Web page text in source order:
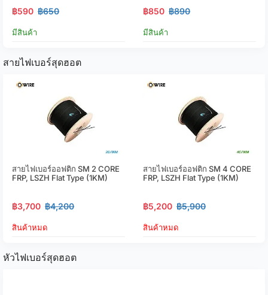
฿590 ฿650
มีสินค้า
฿850 ฿890
มีสินค้า
สายไฟเบอร์สุดฮอต
สายไฟเบอร์ออฟติก SM 2 CORE
FRP, LSZH Flat Type (1KM)
฿3,700 ฿4,200
สินค้าหมด
สายไฟเบอร์ออฟติก SM 4 CORE
FRP, LSZH Flat Type (1KM)
฿5,200 ฿5,900
สินค้าหมด
หัวไฟเบอร์สุดฮอต